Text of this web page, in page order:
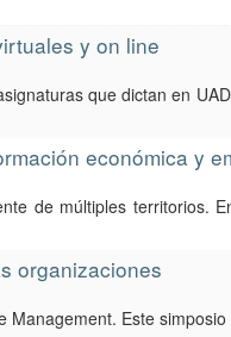
y on line
que dictan en
económica y
de múltiples territorios.
organizaciones
Este